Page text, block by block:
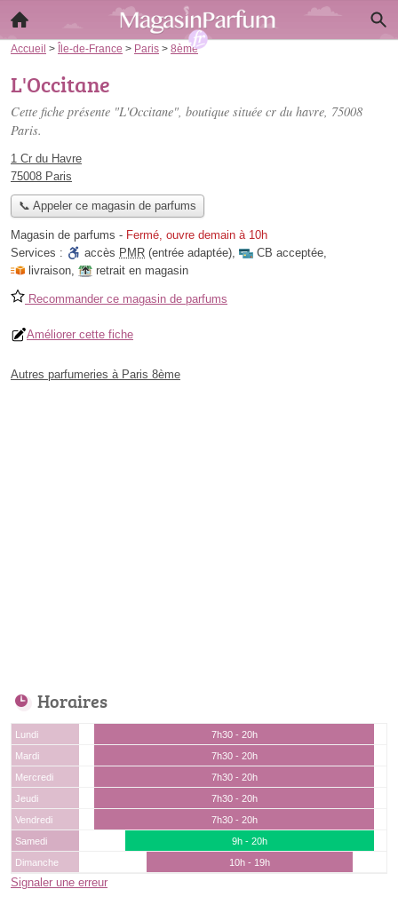
Accueil > Île-de-France > Paris > 8ème
L'Occitane
Cette fiche présente "L'Occitane", boutique située cr du havre, 75008
Paris.
1 Cr du Havre
75008 Paris
📞 Appeler ce magasin de parfums
Magasin de parfums - Fermé, ouvre demain à 10h
Services :
accès PMR (entrée adaptée), CB acceptée,
livraison, retrait en magasin
Recommander ce magasin de parfums
Améliorer cette fiche
Autres parfumeries à Paris 8ème
Horaires
Lundi
7h30 - 20h
Mardi
7h30 - 20h
Mercredi
7h30 - 20h
Jeudi
7h30 - 20h
Vendredi
7h30 - 20h
Samedi
9h - 20h
Dimanche
10h - 19h
Signaler une erreur